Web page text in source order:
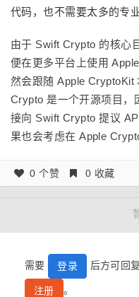
代码，也不需要太多的专
由于 Swift Crypto 的核心
便在更多平台上使用
然会跟随 Apple CryptoKit
Crypto 是一个开源项目，
接向 Swift Crypto 提议
果也会考虑在 Apple
0 个赞 0 收藏
需要 登录 后方可回
注册 。